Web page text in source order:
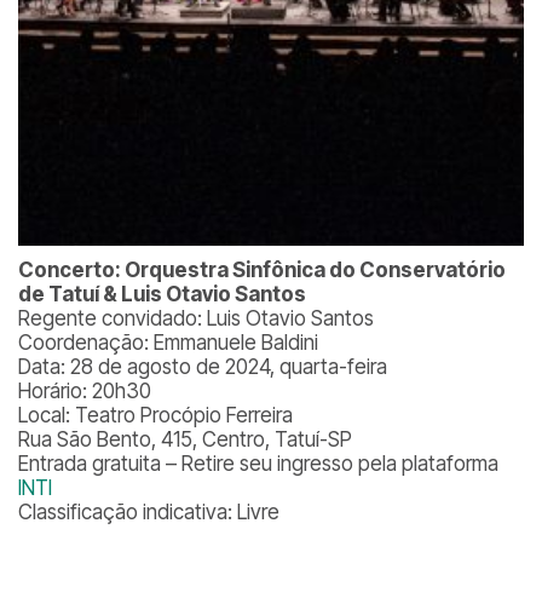
Concerto: Orquestra Sinfônica do Conservatório
de Tatuí & Luis Otavio Santos
Regente convidado: Luis Otavio Santos
Coordenação: Emmanuele Baldini
Data: 28 de agosto de 2024, quarta-feira
Horário: 20h30
Local: Teatro Procópio Ferreira
Rua São Bento, 415, Centro, Tatuí-SP
Entrada gratuita – Retire seu ingresso pela plataforma
INTI
Classificação indicativa: Livre